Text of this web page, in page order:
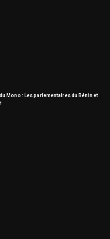
Mono : Les parlementaires du Bénin et